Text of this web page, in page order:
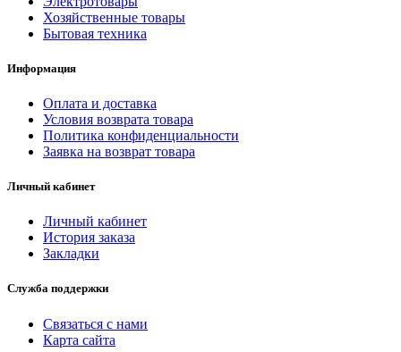
Хозяйственные товары
Бытовая техника
Информация
Оплата и доставка
Условия возврата товара
Политика конфиденциальности
Заявка на возврат товара
Личный кабинет
Личный кабинет
История заказа
Закладки
Служба поддержки
Связаться с нами
Карта сайта